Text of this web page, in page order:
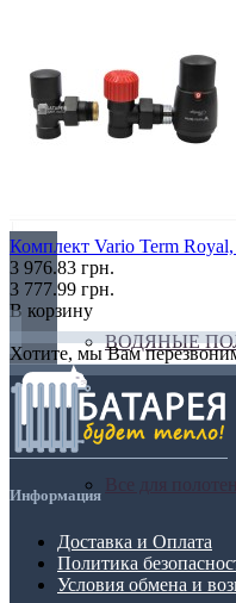
Бюджетные
ВОДЯНЫЕ
Комплект Vario Term
3 976.83 грн.
3 777.99 грн.
В корзину
Хотите, мы Вам
Информация
Доставка и Оплата
Политика
Условия обмена и